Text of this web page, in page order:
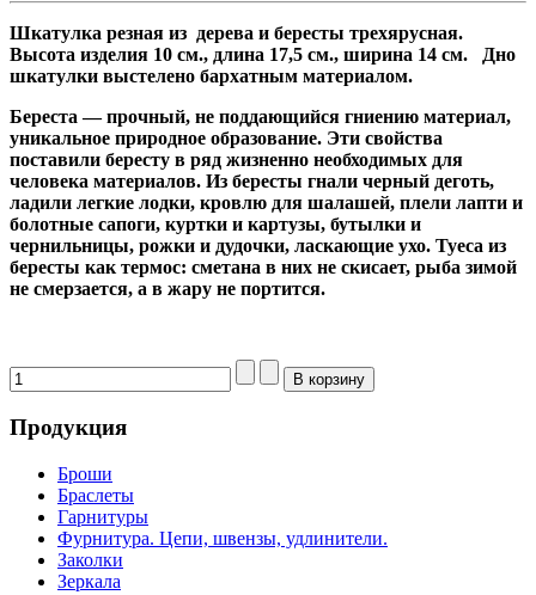
Шкатулка резная из дерева и бересты трехярусная.
Высота изделия 10 см., длина 17,5 см., ширина 14 см.
Дно
шкатулки выстелено бархатным материалом.
Береста — прочный, не поддающийся гниению материал,
уникальное природное образование. Эти свойства
поставили бересту в ряд жизненно необходимых для
человека материалов. Из бересты гнали черный деготь,
ладили легкие лодки, кровлю для шалашей, плели лапти и
болотные сапоги, куртки и картузы, бутылки и
чернильницы, рожки и дудочки, ласкающие ухо. Туеса из
бересты как термос: сметана в них не скисает, рыба зимой
не смерзается, а в жару не портится.
Продукция
Броши
Браслеты
Гарнитуры
Фурнитура. Цепи, швензы, удлинители.
Заколки
Зеркала